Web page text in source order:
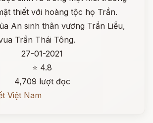
thiết với hoàng tộc họ Trần.
An sinh thân vương Trần Liễu,
Trần Thái Tông.
27-01-2021
⭐ 4.8
4,709 lượt đọc
Việt Nam